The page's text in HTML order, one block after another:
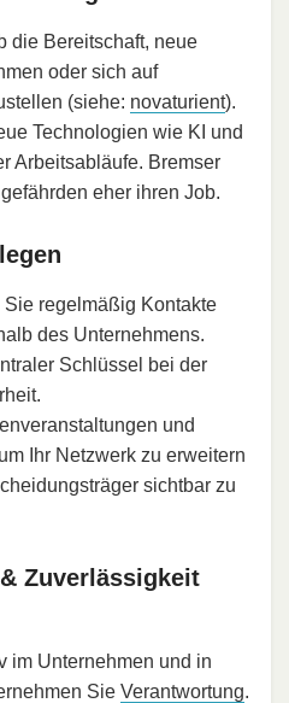
die Bereitschaft, neue
oder sich auf
(siehe: novaturient).
Technologien wie KI und
Arbeitsabläufe. Bremser
gefährden eher ihren Job.
regelmäßig Kontakte
des Unternehmens.
Schlüssel bei der
und
Ihr Netzwerk zu erweitern
sichtbar zu
Zuverlässigkeit
im Unternehmen und in
Sie Verantwortung.